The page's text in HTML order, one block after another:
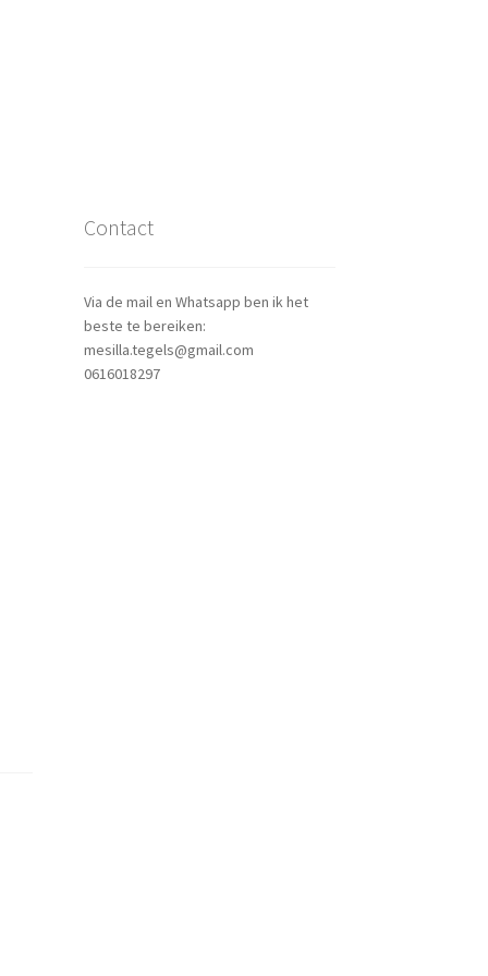
Contact
Via de mail en Whatsapp ben ik het
beste te bereiken:
mesilla.tegels@gmail.com
0616018297